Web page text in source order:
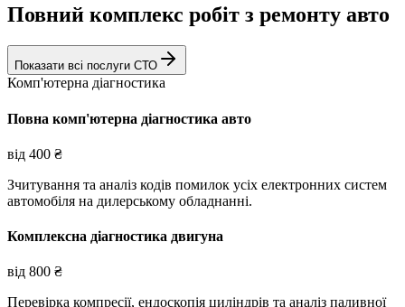
Повний комплекс робіт з ремонту авто
Показати всі послуги СТО
Комп'ютерна діагностика
Повна комп'ютерна діагностика авто
від 400 ₴
Зчитування та аналіз кодів помилок усіх електронних систем
автомобіля на дилерському обладнанні.
Комплексна діагностика двигуна
від 800 ₴
Перевірка компресії, ендоскопія циліндрів та аналіз паливної